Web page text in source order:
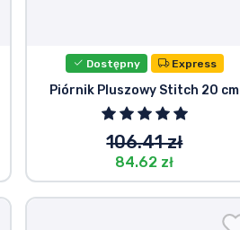
Dostępny Express
Piórnik Pluszowy Stitch 20 cm
106.41 zł
84.62 zł